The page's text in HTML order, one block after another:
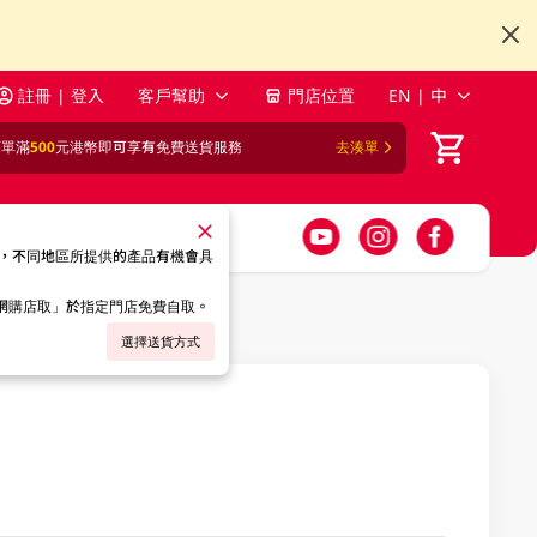
註冊 | 登入 客戶幫助 門店位置 EN | 中
滿500元港幣即可享有免費送貨服務 去湊單
不同地區所提供的產品有機會具
購店取」於指定門店免費自取。
選擇送貨方式